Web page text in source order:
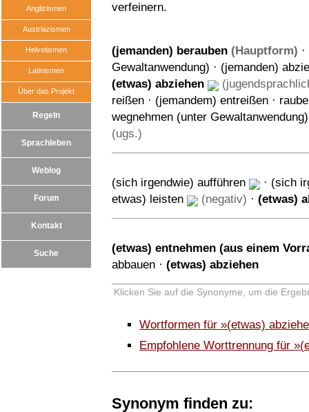
Anglizismen
Austriazismen
Helvetismen
Latinismen
Über das Projekt
Regeln
Sprachleben
Weblog
Forum
Kontakt
Suche
verfeinern.
(jemanden) berauben (Hauptform) ·
Gewaltanwendung) · (jemanden)
(etwas) abziehen
reißen · (jemandem) entreißen ·
wegnehmen (unter Gewaltanwendung)
(ugs.)
(sich irgendwie) aufführen · (sich
etwas) leisten
(negativ) · (etwas)
(etwas) entnehmen (aus einem
abbauen · (etwas) abziehen
Klicken Sie auf die Synonyme, um die
Wortformen für »(etwas)
Empfohlene Worttrennung für
Synonym finden zu: